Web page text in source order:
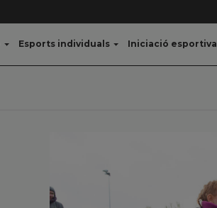
Esports individuals Iniciació esportiva